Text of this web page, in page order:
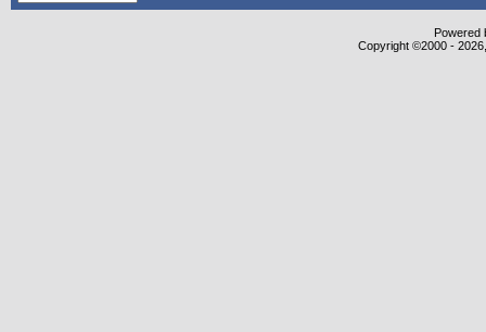
Powered
Copyright ©2000 -